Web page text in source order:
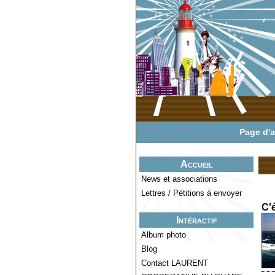
Page
Accueil
News et associations
Lettres / Pétitions à envoyer
Intéractif
Album photo
Blog
Contact LAURENT